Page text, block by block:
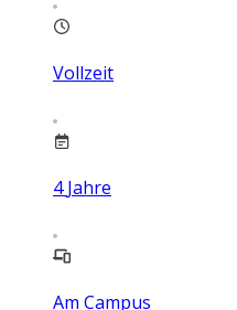
Vollzeit
4 Jahre
Am Campus